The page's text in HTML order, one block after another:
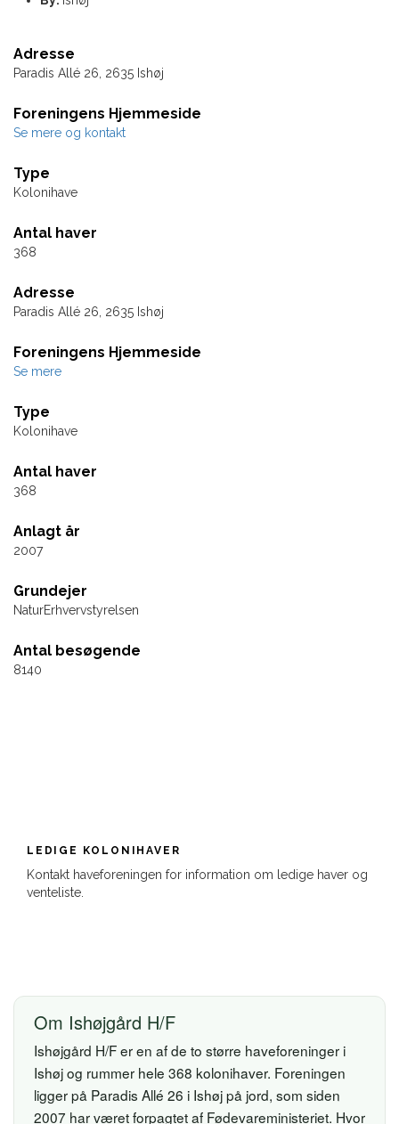
LEDIGE KOLONIHAVER
Kontakt haveforeningen for information om ledige haver og
venteliste.
Adresse
Paradis Allé 26, 2635 Ishøj
Foreningens Hjemmeside
Se mere og kontakt
Type
Kolonihave
Antal haver
368
Adresse
Paradis Allé 26, 2635 Ishøj
Foreningens Hjemmeside
Se mere
Type
Kolonihave
Antal haver
368
Anlagt år
2007
Grundejer
NaturErhvervstyrelsen
Antal besøgende
8140
Om Ishøjgård H/F
Ishøjgård H/F er en af de to større haveforeninger i
Ishøj og rummer hele 368 kolonihaver. Foreningen
ligger på Paradis Allé 26 i Ishøj på jord, som siden
2007 har været forpagtet af Fødevareministeriet. Hvor